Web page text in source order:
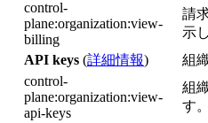
control-
plane:organization:view-
billing
請
示
API keys (詳細情報)
組
control-
plane:organization:view-
api-keys
組
す。